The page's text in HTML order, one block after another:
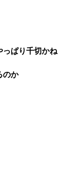
っぱり千切かね
のか